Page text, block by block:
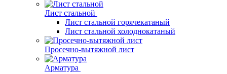
Лист стальной
Лист стальной горячекатаный
Лист стальной холоднокатаный
Просечно-вытяжной лист
Арматура